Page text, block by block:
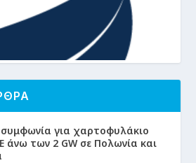
για χαρτοφυλάκιο
άνω των 2 GW σε Πολωνία και